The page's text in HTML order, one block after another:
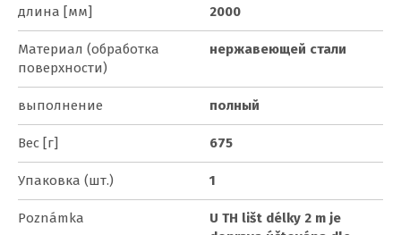
длина [мм] 2000
Материал (обработка
поверхности)
нержавеющей стали
выполнение полный
Вес [г] 675
Упаковка (шт.) 1
Poznámka
U TH lišt délky 2 m je